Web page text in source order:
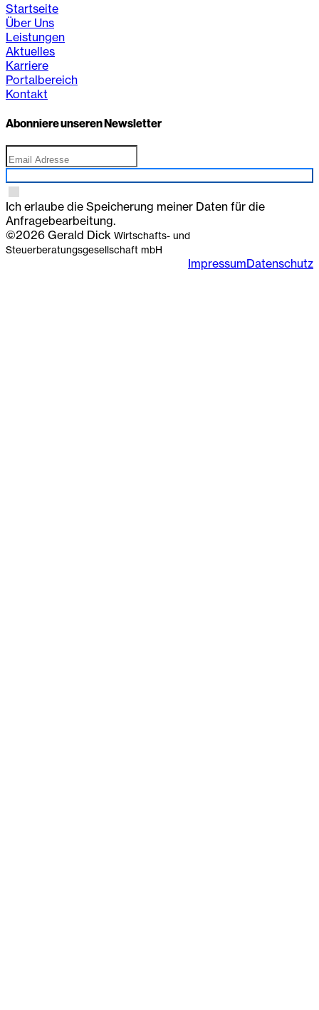
Startseite
Über Uns
Leistungen
Aktuelles
Karriere
Portalbereich
Kontakt
Abonniere unseren Newsletter
Ich erlaube die Speicherung meiner Daten für die
Anfragebearbeitung.
©2026 Gerald Dick Wirtschafts- und
Steuerberatungsgesellschaft mbH
ImpressumDatenschutz